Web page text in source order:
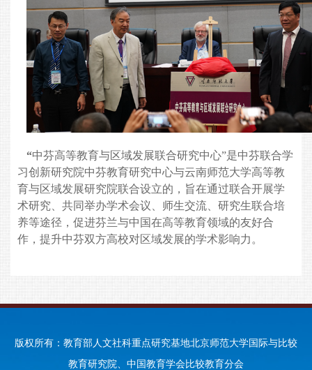
“中芬高等教育与区域发展联合研究中心”是中芬联合学
习创新研究院中芬教育研究中心与云南师范大学高等教
育与区域发展研究院联合设立的，旨在通过联合开展学
术研究、共同举办学术会议、师生交流、研究生联合培
养等途径，促进芬兰与中国在高等教育领域的友好合
作，提升中芬双方高校对区域发展的学术影响力。
版权所有：教育部人文社科重点研究基地北京师范大学国际与比较
教育研究院、中国教育学会比较教育分会